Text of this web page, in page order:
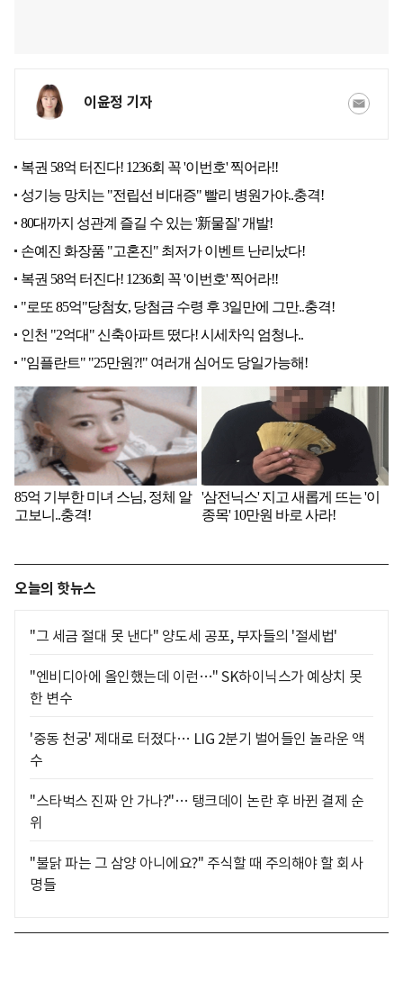
이윤정 기자
오늘의 핫뉴스
"그 세금 절대 못 낸다" 양도세 공포, 부자들의 '절세법'
"엔비디아에 올인했는데 이런…" SK하이닉스가 예상치 못
한 변수
'중동 천궁' 제대로 터졌다… LIG 2분기 벌어들인 놀라운 액
수
"스타벅스 진짜 안 가나?"… 탱크데이 논란 후 바뀐 결제 순
위
"불닭 파는 그 삼양 아니에요?" 주식할 때 주의해야 할 회사
명들